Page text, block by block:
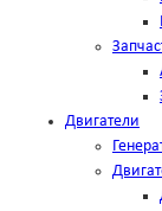
Двигатели